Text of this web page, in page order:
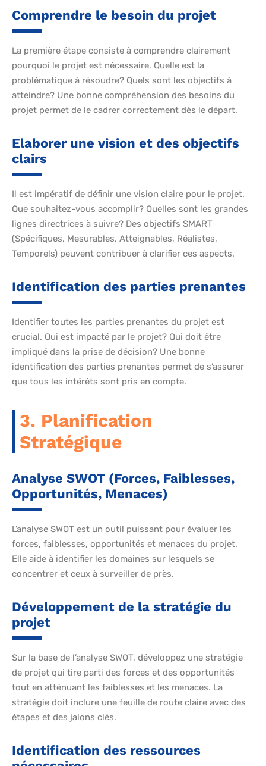
Comprendre le besoin du projet
La première étape consiste à comprendre clairement
pourquoi le projet est nécessaire. Quelle est la
problématique à résoudre? Quels sont les objectifs à
atteindre? Une bonne compréhension des besoins du
projet permet de le cadrer correctement dès le départ.
Elaborer une vision et des objectifs
clairs
Il est impératif de définir une vision claire pour le projet.
Que souhaitez-vous accomplir? Quelles sont les grandes
lignes directrices à suivre? Des objectifs SMART
(Spécifiques, Mesurables, Atteignables, Réalistes,
Temporels) peuvent contribuer à clarifier ces aspects.
Identification des parties prenantes
Identifier toutes les parties prenantes du projet est
crucial. Qui est impacté par le projet? Qui doit être
impliqué dans la prise de décision? Une bonne
identification des parties prenantes permet de s’assurer
que tous les intérêts sont pris en compte.
3. Planification
Stratégique
Analyse SWOT (Forces, Faiblesses,
Opportunités, Menaces)
L’analyse SWOT est un outil puissant pour évaluer les
forces, faiblesses, opportunités et menaces du projet.
Elle aide à identifier les domaines sur lesquels se
concentrer et ceux à surveiller de près.
Développement de la stratégie du
projet
Sur la base de l’analyse SWOT, développez une stratégie
de projet qui tire parti des forces et des opportunités
tout en atténuant les faiblesses et les menaces. La
stratégie doit inclure une feuille de route claire avec des
étapes et des jalons clés.
Identification des ressources